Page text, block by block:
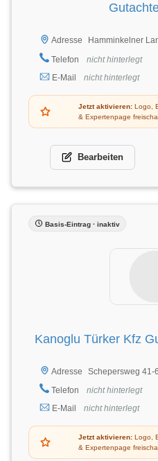
Adresse
Hamminkelner
Telefon
nicht hinterlegt
E-Mail
nicht hinterlegt
Jetzt aktivieren: Logo,
& Expertenpage
Bearbeiten
Basis-Eintrag · inaktiv
Kanoglu Türker Kfz
Adresse
Schepersweg 41-
Telefon
nicht hinterlegt
E-Mail
nicht hinterlegt
Jetzt aktivieren: Logo,
& Expertenpage